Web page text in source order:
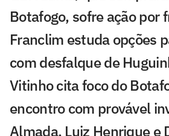
Botafogo, sofre ação por
Franclim estuda opções
com desfalque de
Vitinho cita foco do
encontro com provável
Almada, Luiz Henrique e